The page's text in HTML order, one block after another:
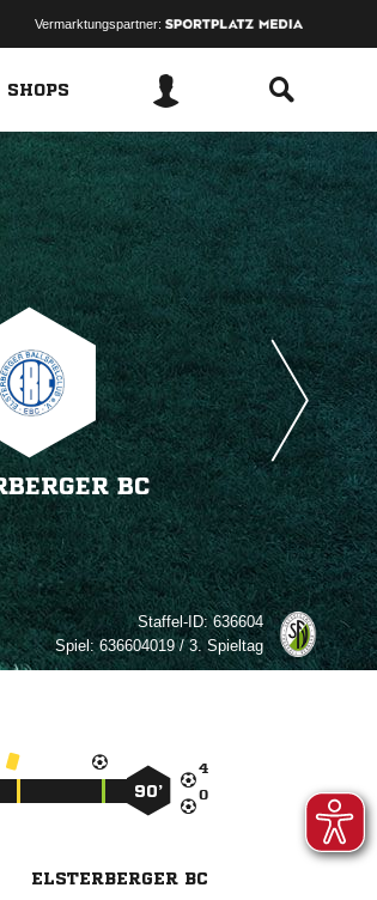
Vermarktungspartner:
SHOPS
BC
Staffel-ID:636604
Spiel:636604019 / 3. Spieltag


90’
ELSTERBERGER BC